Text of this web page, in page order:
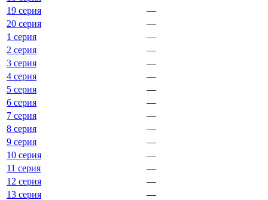
19 серия
—
20 серия
—
1 серия
—
2 серия
—
3 серия
—
4 серия
—
5 серия
—
6 серия
—
7 серия
—
8 серия
—
9 серия
—
10 серия
—
11 серия
—
12 серия
—
13 серия
—